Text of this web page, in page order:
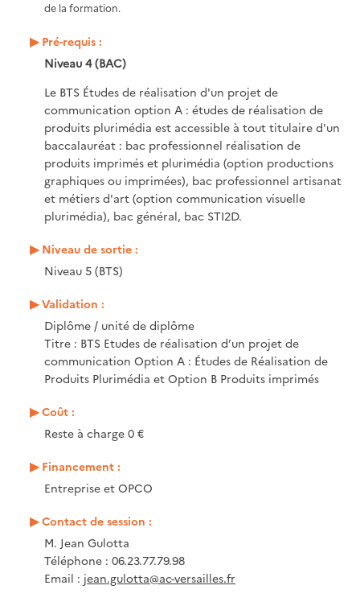
de la formation.
Pré-requis :
Niveau 4 (BAC)
Le BTS Études de réalisation d'un projet de
communication option A : études de réalisation de
produits plurimédia est accessible à tout titulaire d'un
baccalauréat : bac professionnel réalisation de
produits imprimés et plurimédia (option productions
graphiques ou imprimées), bac professionnel artisanat
et métiers d'art (option communication visuelle
plurimédia), bac général, bac STI2D.
Niveau de sortie :
Niveau 5 (BTS)
Validation :
Diplôme / unité de diplôme
Titre : BTS Etudes de réalisation d’un projet de
communication Option A : Études de Réalisation de
Produits Plurimédia et Option B Produits imprimés
Coût :
Reste à charge 0 €
Financement :
Entreprise et OPCO
Contact de session :
M. Jean Gulotta
Téléphone : 06.23.77.79.98
Email : jean.gulotta@ac-versailles.fr